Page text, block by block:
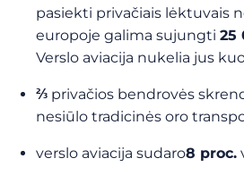
pasiekti privačiais lėktuvais
europoje galima sujungti 25
Verslo aviacija nukelia jus
⅔ privačios bendrovės
nesiūlo tradicinės oro
verslo aviacija sudaro8 proc.